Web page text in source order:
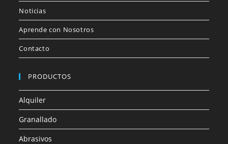
Noticias
Aprende con Nosotros
Contacto
PRODUCTOS
Alquiler
Granallado
Abrasivos